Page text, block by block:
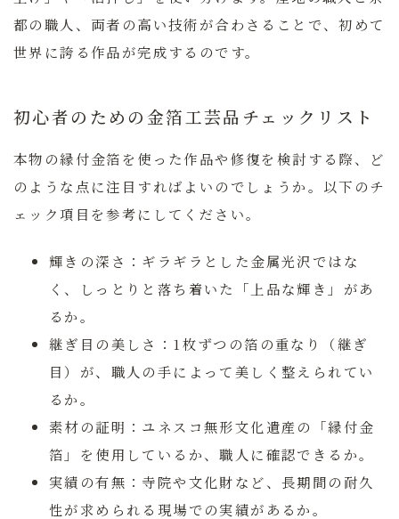
都の職人、両者の高い技術が合わさることで、初めて
世界に誇る作品が完成するのです。
初心者のための金箔工芸品チェックリスト
本物の縁付金箔を使った作品や修復を検討する際、ど
のような点に注目すればよいのでしょうか。以下のチ
ェック項目を参考にしてください。
輝きの深さ： ギラギラとした金属光沢ではな
く、しっとりと落ち着いた「上品な輝き」があ
るか。
継ぎ目の美しさ： 1枚ずつの箔の重なり（継ぎ
目）が、職人の手によって美しく整えられてい
るか。
素材の証明： ユネスコ無形文化遺産の「縁付金
箔」を使用しているか、職人に確認できるか。
実績の有無： 寺院や文化財など、長期間の耐久
性が求められる現場での実績があるか。